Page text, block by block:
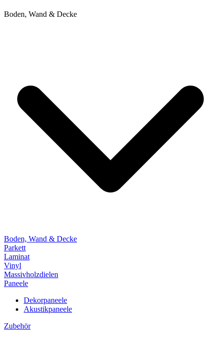
Boden, Wand & Decke
Boden, Wand & Decke
Parkett
Laminat
Vinyl
Massivholzdielen
Paneele
Dekorpaneele
Akustikpaneele
Zubehör